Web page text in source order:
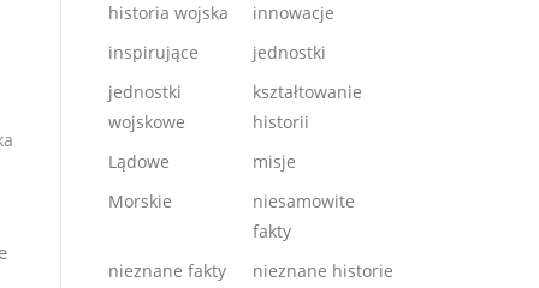
historia wojska
innowacje
inspirujące
jednostki
jednostki
wojskowe
kształtowanie
historii
Lądowe
misje
Morskie
niesamowite
fakty
nieznane fakty
nieznane historie